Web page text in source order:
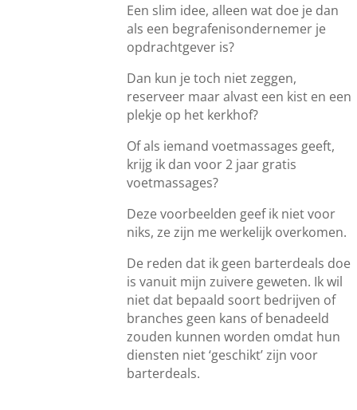
Een slim idee, alleen wat doe je dan
als een begrafenisondernemer je
opdrachtgever is?
Dan kun je toch niet zeggen,
reserveer maar alvast een kist en een
plekje op het kerkhof?
Of als iemand voetmassages geeft,
krijg ik dan voor 2 jaar gratis
voetmassages?
Deze voorbeelden geef ik niet voor
niks, ze zijn me werkelijk overkomen.
De reden dat ik geen barterdeals doe
is vanuit mijn zuivere geweten. Ik wil
niet dat bepaald soort bedrijven of
branches geen kans of benadeeld
zouden kunnen worden omdat hun
diensten niet ‘geschikt’ zijn voor
barterdeals.